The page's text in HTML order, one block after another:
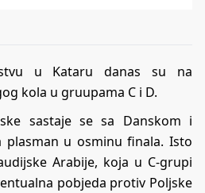
u Kataru danas su na
kola u gruupama C i D.
sastaje se sa Danskom i
plasman u osminu finala. Isto
Arabije, koja u C-grupi
pobjeda protiv Poljske